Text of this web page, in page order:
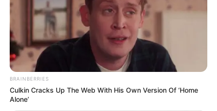
INFRACCIONES DE
TRÁNSITO
El tipo del Spark azul
vuelve a hacer de las
suyas: se saltó peaje y se
declaró en "desobediencia
civil"
BRAINBERRIES
Culkin Cracks Up The Web With His Own Version Of ‘Home
Alone’